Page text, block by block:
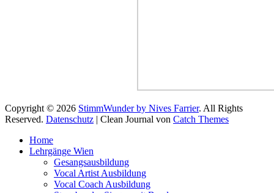
Copyright © 2026 StimmWunder by Nives Farrier. All Rights
Reserved. Datenschutz | Clean Journal von Catch Themes
scrollenHome
Lehrgänge Wien
Gesangsausbildung
Vocal Artist Ausbildung
Vocal Coach Ausbildung